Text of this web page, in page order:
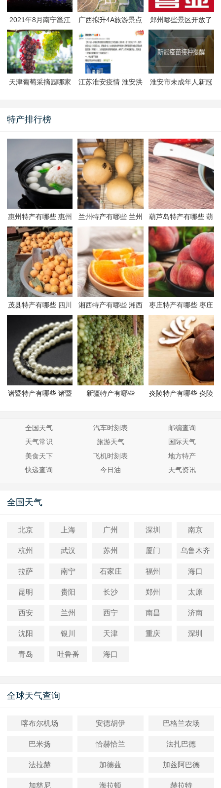
2021年8月南宁邕江
夜游活动
广西拟升4A旅游景点
郑州哪些景区开放了
郑州景区什么时候恢
复开放
天津葡萄采摘园哪家
江苏淮安疫情 淮安洪
淮安市未成年人新冠
特产排行榜
惠州特产有哪些 惠州
有哪些特产
兰州特产有哪些 兰州
有哪些特产
葫芦岛特产有哪些 葫
芦岛有哪些特产
茂县特产有哪些 四川
茂县有哪些特产
湘西特产有哪些 湘西
有哪些特产
枣庄特产有哪些 枣庄
有哪些特产
诸暨特产有哪些 诸暨
新疆特产有哪些
炎陵特产有哪些 炎陵
全国天气 汽车时刻表
邮编查询
天气常识
旅游天气
国际天气
美食天下
飞机时刻表
地方特产
快递查询
今日油 天气资讯
全国天气
北京 上海 广州 深圳 南京
杭州 武汉 苏州 厦门 乌鲁木齐
拉萨 南宁 石家庄 福州 海口
昆明 贵阳 长沙 郑州 太原
西安 兰州 西宁 南昌 济南
沈阳 银川 天津 重庆 深圳
青岛 吐鲁番 海口
全球天气查询
喀布尔机场 安德胡伊 巴格兰农场
巴米扬 恰赫恰兰 法扎巴德
法拉赫 加德兹 加兹阿巴德
加慈尼 海拉顿 赫拉特